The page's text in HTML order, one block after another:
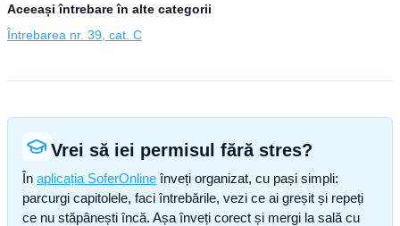
Aceeași întrebare în alte categorii
Întrebarea nr. 39, cat. C
Vrei să iei permisul fără stres?
În aplicația SoferOnline înveți organizat, cu pași simpli:
parcurgi capitolele, faci întrebările, vezi ce ai greșit și repeți
ce nu stăpânești încă. Așa înveți corect și mergi la sală cu